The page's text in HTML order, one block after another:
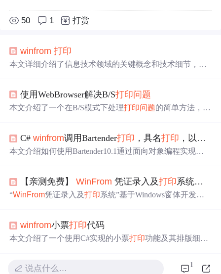
50 1 打赏
winfrom 打印
本文详细介绍了信息技术领域的关键概念和技术细节，涵
使用WebBrowser解决B/S打印问题
本文介绍了一个在B/S模式下处理打印问题的简单方法，利
与 打印预览、隐藏不打印的页面元素、分页处理以及后台
打印的实现。此外，还提供了在主页面中通过IFrame加载
C#winfrom调用Bartender打印 ，具名打印 ，以及数据库
本文介绍如何使用Bartender10.1通过面向对象编程实现条
【亲测免费】WinFrom 凭证录入及打印系统：提升财务工作效率的利器
“WinFrom凭证录入及打印系统”基于Windows窗体开发，
务管理及财务培训教学，具有简洁界面、自动验证、一键
打印等特点，即下即用。
winfrom小票打印代码
本文介绍了一个使用C#实现的小票打印功能及其排版细
phics类进行文本绘制，包括设置字体、对齐方式等。
说点什么… 1